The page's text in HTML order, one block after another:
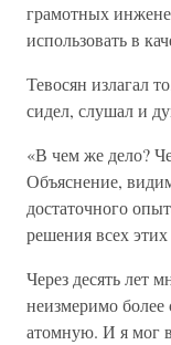
грамотных
использовать в
Тевосян излагал
сидел, слушал и
«В чем же дело?
Объяснение,
достаточного
решения всех
Через десять лет
неизмеримо
атомную. И я мог